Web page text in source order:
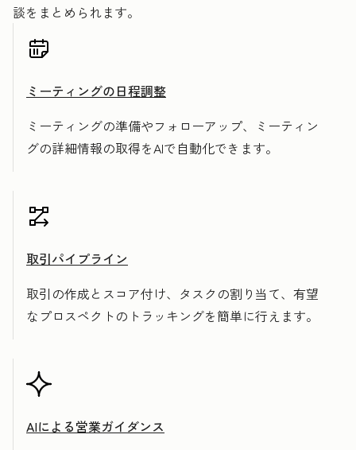
談をまとめられます。
ミーティングの日程調整
ミーティングの準備やフォローアップ、ミーティン
グの詳細情報の取得をAIで自動化できます。
取引パイプライン
取引の作成とスコア付け、タスクの割り当て、有望
なプロスペクトのトラッキングを簡単に行えます。
AIによる営業ガイダンス